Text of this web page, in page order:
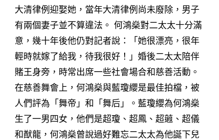
大清律例迎娶她，當年大清律例尚未廢除，男子
有兩個妻子並不算違法。 何鴻燊對二太太十分滿
意，幾十年後他仍對記者說：「她很漂亮，很年
輕時就嫁了給我，待我很好！」婚後二太太陪伴
賭王身旁，時常出席一些社會場合和慈善活動。
在慈善舞會上，何鴻燊與藍瓊纓是最佳拍檔，被
人們評為「舞帝」和「舞后」。藍瓊纓為何鴻燊
生了一男四女，他們是超瓊、超鳳、超蕸、超儀
和猷龍，何鴻燊曾說過好難忘二太太為他誕下兒